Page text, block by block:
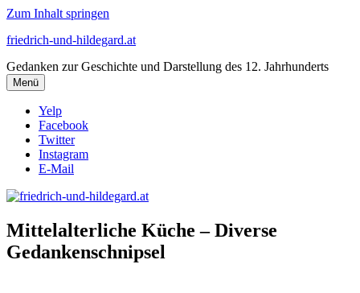
Zum Inhalt springen
friedrich-und-hildegard.at
Gedanken zur Geschichte und Darstellung des 12. Jahrhunderts
Menü
Yelp
Facebook
Twitter
Instagram
E-Mail
Mittelalterliche Küche – Diverse
Gedankenschnipsel